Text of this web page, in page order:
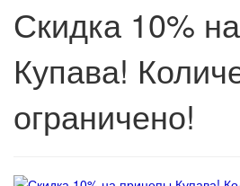
Скидка 10%
Купава!
ограничено!